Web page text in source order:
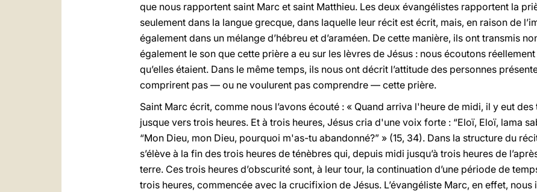
que nous rapportent saint Marc et saint Matthieu. Les deux évangélistes rapportent la
seulement dans la langue grecque, dans laquelle leur récit est écrit, mais, en raison de
également dans un mélange d’hébreu et d’araméen. De cette manière, ils ont transmis
également le son que cette prière a eu sur les lèvres de Jésus : nous écoutons
qu’elles étaient. Dans le même temps, ils nous ont décrit l’attitude des personnes
comprirent pas — ou ne voulurent pas comprendre — cette prière.
Saint Marc écrit, comme nous l’avons écouté : « Quand arriva l'heure de midi, il y eut
jusque vers trois heures. Et à trois heures, Jésus cria d'une voix forte : “Eloï, Eloï, lama
“Mon Dieu, mon Dieu, pourquoi m'as-tu abandonné?” » (15, 34). Dans la structure du
s’élève à la fin des trois heures de ténèbres qui, depuis midi jusqu’à trois heures de
terre. Ces trois heures d’obscurité sont, à leur tour, la continuation d’une période de
trois heures, commencée avec la crucifixion de Jésus. L’évangéliste Marc, en effet,